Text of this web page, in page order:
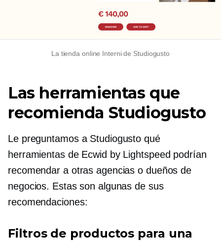
La tienda online Interni de Studiogusto
Las herramientas que
recomienda Studiogusto
Le preguntamos a Studiogusto qué
herramientas de Ecwid by Lightspeed podrían
recomendar a otras agencias o dueños de
negocios. Estas son algunas de sus
recomendaciones:
Filtros de productos para una